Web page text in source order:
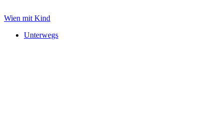
Inhalt
Wien mit Kind
Unterwegs